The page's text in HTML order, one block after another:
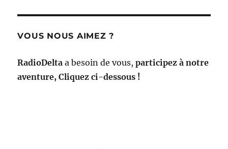
VOUS NOUS AIMEZ ?
RadioDelta a besoin de vous,participez à notre
aventure, Cliquez ci-dessous !